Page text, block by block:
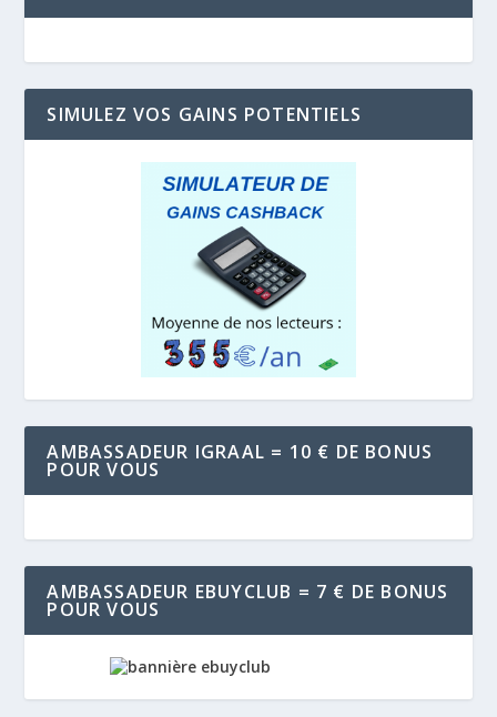
SIMULEZ VOS GAINS POTENTIELS
AMBASSADEUR IGRAAL = 10 € DE BONUS
POUR VOUS
AMBASSADEUR EBUYCLUB = 7 € DE BONUS
POUR VOUS